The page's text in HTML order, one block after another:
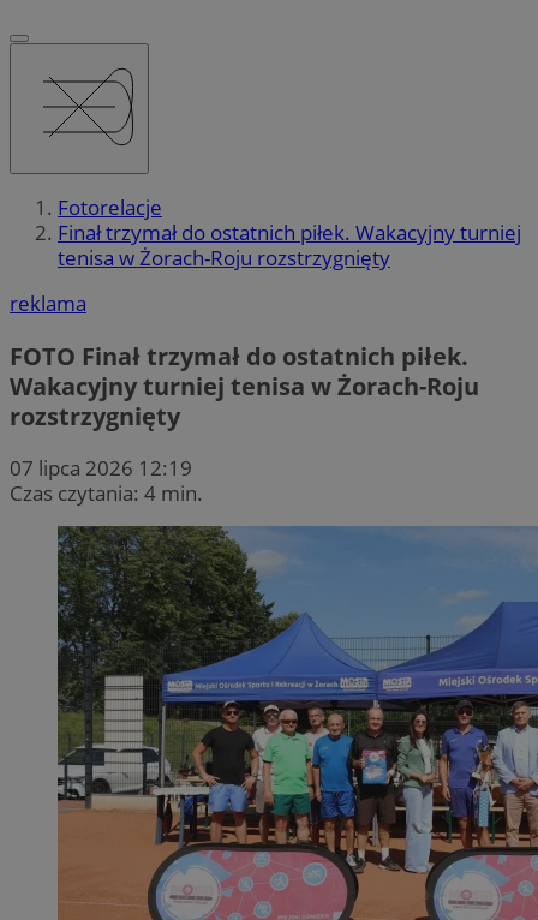
Fotorelacje
Finał trzymał do ostatnich piłek. Wakacyjny turniej
tenisa w Żorach-Roju rozstrzygnięty
reklama
FOTO Finał trzymał do ostatnich piłek.
Wakacyjny turniej tenisa w Żorach-Roju
rozstrzygnięty
07 lipca 2026 12:19
Czas czytania: 4 min.